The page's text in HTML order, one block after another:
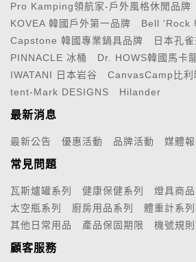
Pro Kamping領航家-戶外風格休閒品牌
KOVEA 韓國戶外第一品牌
Bell 'Rock
Capstone 韓國專業鍋具品牌
日本孔
PINNACLE 冰桶
Dr. HOWS韓國馬卡
IWATANI 日本岩谷
CanvasCamp比利
tent-Mark DESIGNS
Hilander
最新消息
最新公告 優惠活動 品牌活動 媒體
常見問題
瓦斯爐罐系列 健康保健系列 燈具商品
太空瓶系列
廚房用品系列 體重計系列
其他日常用品
產品保固期限 機號規則
顧客服務